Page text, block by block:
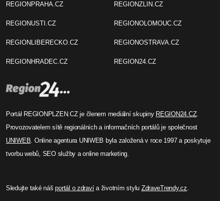
REGIONPRAHA.CZ
REGIONUSTI.CZ
REGIONLIBERECKO.CZ
REGIONHRADEC.CZ
REGIONZLIN.CZ
REGIONOLOMOUC.CZ
REGIONOSTRAVA.CZ
REGION24.CZ
Portál REGIONPLZEN.CZ je členem mediální skupiny REGION24.CZ.
Provozovatelem sítě regionálních a informačních portálů je společnost
UNIWEB. Online agentura UNIWEB byla založená v roce 1997 a poskytuje
tvorbu webů, SEO služby a online marketing.
Sledujte také nášportál o zdravía životním stylu ZdraveTrendy.cz.